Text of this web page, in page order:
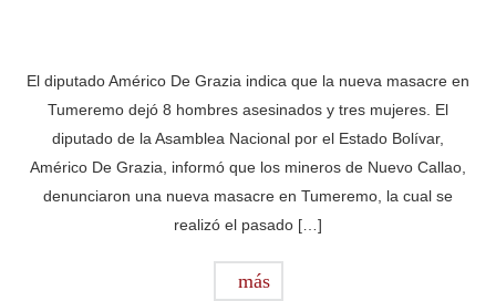
El diputado Américo De Grazia indica que la nueva masacre en
Tumeremo dejó 8 hombres asesinados y tres mujeres. El
diputado de la Asamblea Nacional por el Estado Bolívar,
Américo De Grazia, informó que los mineros de Nuevo Callao,
denunciaron una nueva masacre en Tumeremo, la cual se
realizó el pasado […]
más